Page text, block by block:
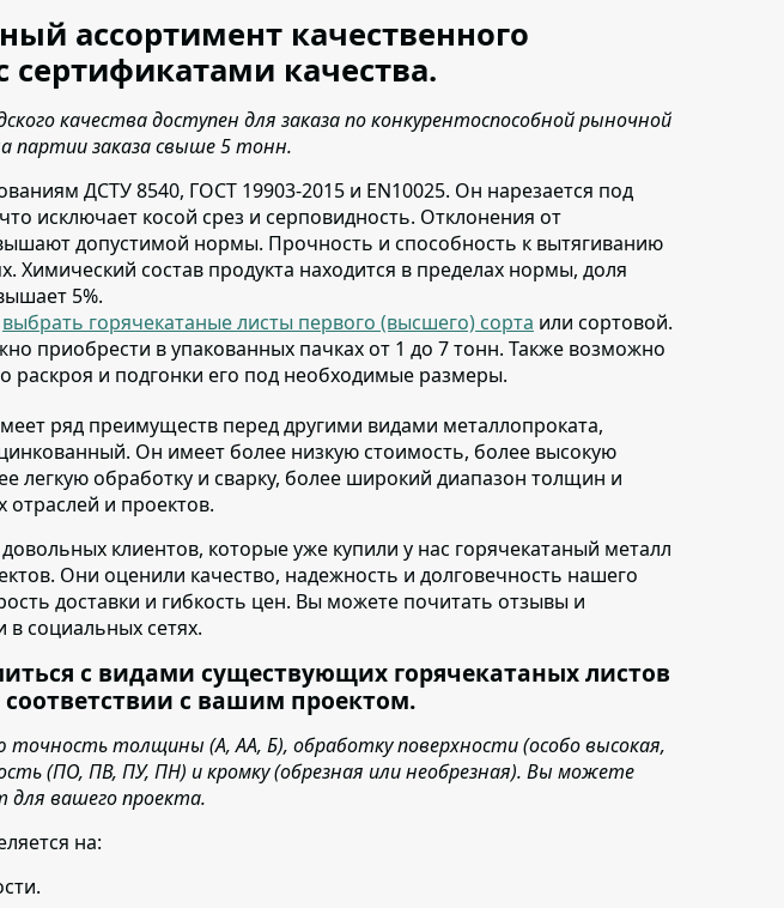
ассортимент качественного
сертификатами качества.
качества доступен для заказа по конкурентоспособной рыночной
партии заказа свыше 5 тонн.
ДСТУ 8540, ГОСТ 19903-2015 и EN10025. Он нарезается под
исключает косой срез и серповидность. Отклонения от
допустимой нормы. Прочность и способность к вытягиванию
Химический состав продукта находится в пределах нормы, доля
5%.
выбрать горячекатаные листы первого (высшего) сорта или сортовой.
приобрести в упакованных пачках от 1 до 7 тонн. Также возможно
раскроя и подгонки его под необходимые размеры.
ряд преимуществ перед другими видами металлопроката,
Он имеет более низкую стоимость, более высокую
легкую обработку и сварку, более широкий диапазон толщин и
и проектов.
клиентов, которые уже купили у нас горячекатаный металл
Они оценили качество, надежность и долговечность нашего
доставки и гибкость цен. Вы можете почитать отзывы и
социальных сетях.
с видами существующих горячекатаных листов
с вашим проектом.
толщины (А, АА, Б), обработку поверхности (особо высокая,
(ПО, ПВ, ПУ, ПН) и кромку (обрезная или необрезная). Вы можете
вашего проекта.
на: